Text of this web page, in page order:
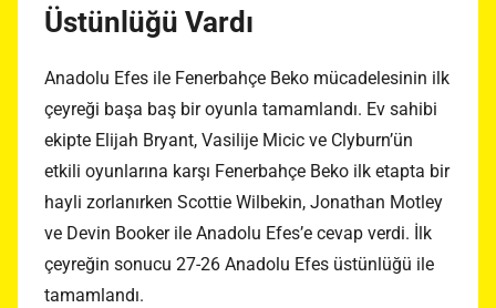
Üstünlüğü Vardı
Anadolu Efes ile Fenerbahçe Beko mücadelesinin ilk
çeyreği başa baş bir oyunla tamamlandı. Ev sahibi
ekipte Elijah Bryant, Vasilije Micic ve Clyburn’ün
etkili oyunlarına karşı Fenerbahçe Beko ilk etapta bir
hayli zorlanırken Scottie Wilbekin, Jonathan Motley
ve Devin Booker ile Anadolu Efes’e cevap verdi. İlk
çeyreğin sonucu 27-26 Anadolu Efes üstünlüğü ile
tamamlandı.